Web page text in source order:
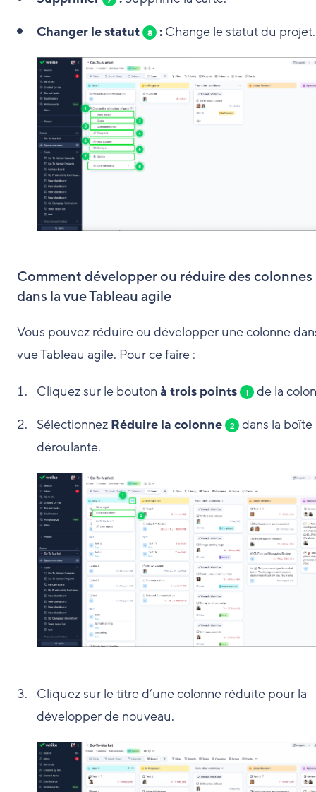
Changer le statut
8 : Change le statut du projet.
Comment développer ou réduire des colonnes
dans la vue Tableau agile
Vous pouvez réduire ou développer une colonne
vue Tableau agile. Pour ce faire :
Cliquez sur le bouton à trois points 1
de la
Sélectionnez Réduire la colonne 2
dans la boîte
déroulante.
Cliquez sur le titre d’une colonne réduite pour la
développer de nouveau.